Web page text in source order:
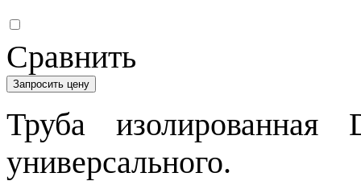
Сравнить
Запросить цену
Труба
универсального.